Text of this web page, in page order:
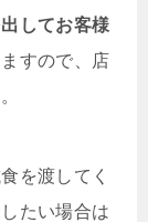
してお客様
すので、店
を渡してく
たい場合は